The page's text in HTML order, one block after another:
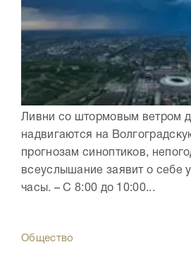
Ливни со штормовым ветром
надвигаются на
прогнозам синоптиков,
всеуслышание заявит о себе
часы. – С 8:00 до 10:00...
Общество